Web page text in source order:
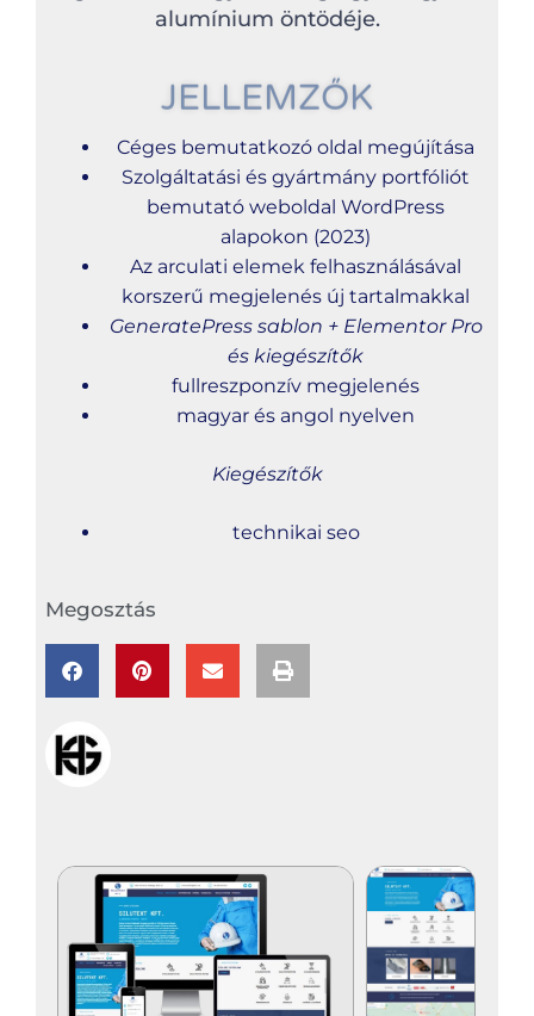
alumínium öntödéje.
JELLEMZŐK
Céges bemutatkozó oldal megújítása
Szolgáltatási és gyártmány portfóliót
bemutató weboldal WordPress
alapokon (2023)
Az arculati elemek felhasználásával
korszerű megjelenés új tartalmakkal
GeneratePress sablon + Elementor Pro
és kiegészítők
fullreszponzív megjelenés
magyar és angol nyelven
Kiegészítők
technikai seo
Megosztás